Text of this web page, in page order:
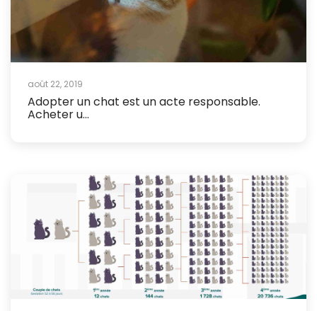
août 22, 2019
Adopter un chat est un acte responsable.
Acheter u...